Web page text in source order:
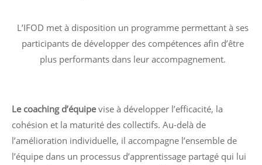
L’IFOD met à disposition un programme permettant à ses
participants de développer des compétences afin d’être
plus performants dans leur accompagnement.
Le coaching d’équipe vise à développer l’efficacité, la
cohésion et la maturité des collectifs. Au-delà de
l’amélioration individuelle, il accompagne l’ensemble de
l’équipe dans un processus d’apprentissage partagé qui lui